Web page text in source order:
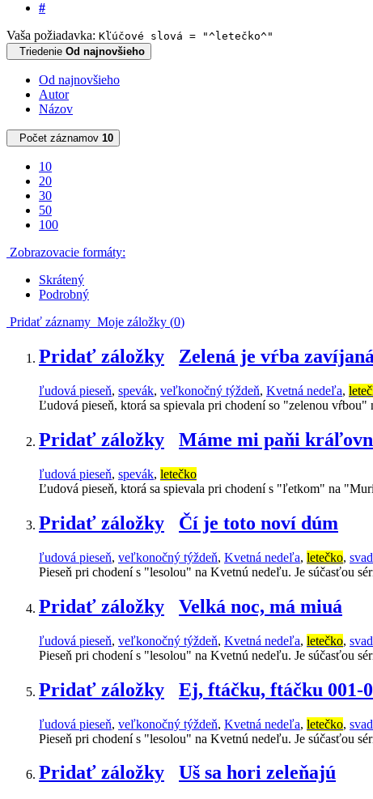
#
Vaša požiadavka: Kľúčové slová = "^letečko^"
Triedenie Od najnovšieho
Od najnovšieho
Autor
Názov
Počet záznamov 10
10
20
30
50
100
Zobrazovacie formáty:
Skrátený
Podrobný
Pridať záznamy Moje záložky (0)
Pridať záložky Zelená je vŕba
ľudová pieseň, spevák, veľkonočný týždeň, Kvetná nedeľa,
Ľudová pieseň, ktorá sa spievala pri chodení so "zelenou
Pridať záložky Máme mi paňi
ľudová pieseň, spevák, letečko
Ľudová pieseň, ktorá sa spievala pri chodení s "ľetkom" na
Pridať záložky Čí je toto noví dúm
ľudová pieseň, veľkonočný týždeň, Kvetná nedeľa, letečko,
Pieseň pri chodení s "lesolou" na Kvetnú nedeľu. Je súčasťou
Pridať záložky Velká noc, má miuá
ľudová pieseň, veľkonočný týždeň, Kvetná nedeľa, letečko,
Pieseň pri chodení s "lesolou" na Kvetnú nedeľu. Je súčasťou
Pridať záložky Ej, ftáčku, ftáčku 001-
ľudová pieseň, veľkonočný týždeň, Kvetná nedeľa, letečko,
Pieseň pri chodení s "lesolou" na Kvetnú nedeľu. Je súčasťou
Pridať záložky Uš sa hori zeleňajú